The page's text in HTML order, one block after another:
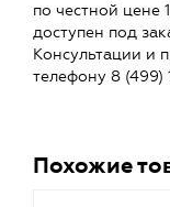
по честной цене
доступен под
Консультации и
телефону 8 (499)
Похожие